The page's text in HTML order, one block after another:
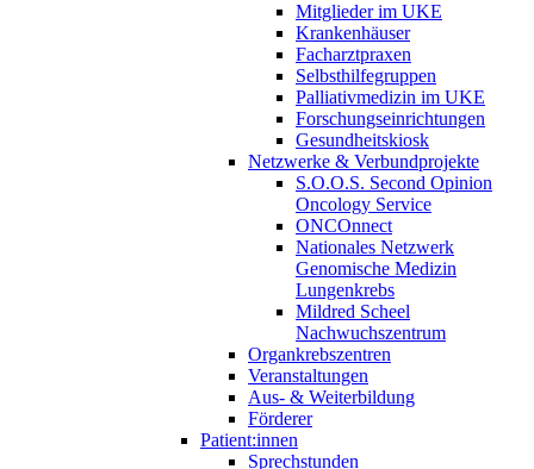
Mitglieder im UKE
Krankenhäuser
Facharztpraxen
Selbsthilfegruppen
Palliativmedizin im UKE
Forschungseinrichtungen
Gesundheitskiosk
Netzwerke & Verbundprojekte
S.O.O.S. Second Opinion
Oncology Service
ONCOnnect
Nationales Netzwerk
Genomische Medizin
Lungenkrebs
Mildred Scheel
Nachwuchszentrum
Organkrebszentren
Veranstaltungen
Aus- & Weiterbildung
Förderer
Patient:innen
Sprechstunden